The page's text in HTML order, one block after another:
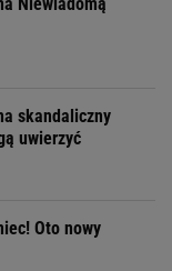
Niewiadomą
skandaliczny
uwierzyć
Oto nowy